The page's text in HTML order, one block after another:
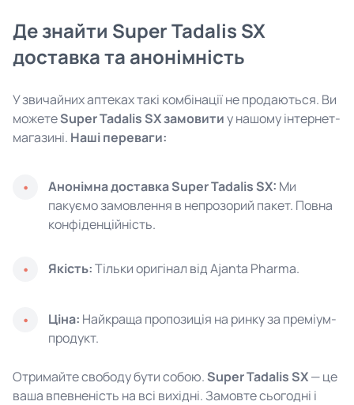
Де знайти Super Tadalis SX
доставка та анонімність
У звичайних аптеках такі комбінації не продаються. Ви
можетеSuper Tadalis SX замовитиу нашому інтернет-
магазині. Наші переваги:
Анонімна доставка Super Tadalis SX: Ми
пакуємо замовлення в непрозорий пакет. Повна
конфіденційність.
Якість:Тільки оригінал від Ajanta Pharma.
Ціна: Найкраща пропозиція на ринку за преміум-
продукт.
Отримайте свободу бути собою. Super Tadalis SX— це
ваша впевненість на всі вихідні. Замовте сьогодні і